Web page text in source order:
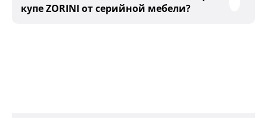
купе ZORINI от серийной мебели?